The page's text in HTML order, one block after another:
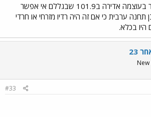
יש תחנה עם משדר בעוצמה אדירה ב101.9 שבגללם אי אפשר
ל102. כמובן תחנה ערבית כי אם זה היה רדיו מזרחי או חרדי
היו בכלא.
23
#33